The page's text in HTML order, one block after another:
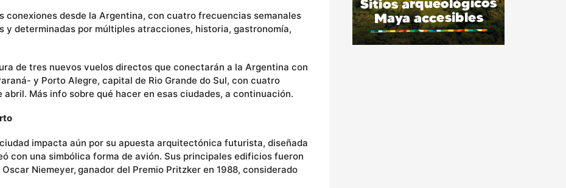
conexiones desde la Argentina, con cuatro frecuencias semanales
y determinadas por múltiples atracciones, historia, gastronomía,
de tres nuevos vuelos directos que conectarán a la Argentina con
y Porto Alegre, capital de Rio Grande do Sul, con cuatro
Más info sobre qué hacer en esas ciudades, a continuación.
impacta aún por su apuesta arquitectónica futurista, diseñada
con una simbólica forma de avión. Sus principales edificios fueron
Niemeyer, ganador del Premio Pritzker en 1988, considerado